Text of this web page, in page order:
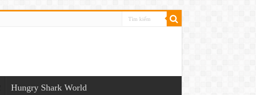
Hungry Shark World